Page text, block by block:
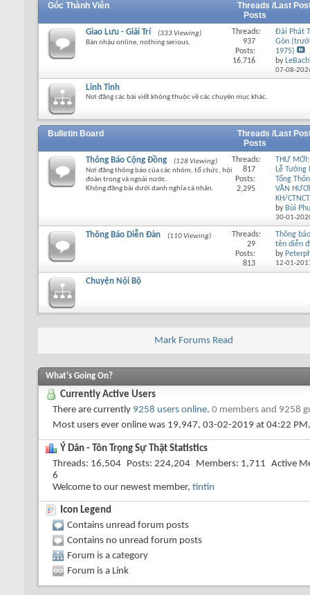
Góc Thành Viên
Threads /
Posts
Last
Giao Lưu - Giải Trí
(333 Viewing)
Bàn nhậu online, nothing serious.
Threads:
937
Posts:
16,716
Đài Phát
Gòn
1975)
by
07-08-
Linh Tinh
Nơi đăng các bài viết không thuộc về các chuyên mục khác.
Bulletin Board
Threads /
Posts
Last
Thông Báo Cộng Đồng
(128 Viewing)
Nơi đăng thông báo của các nhóm, tổ chức, hội
đoàn trong và ngoài nước.
Không đăng bài dưới danh nghĩa cá nhân.
Threads:
817
Posts:
2,295
THƯ
Lễ Tưởng
Tổng
VĂN
KH/
by Bùi
30-01-
Thông Báo Diễn Đàn (110 Viewing)
Threads:
29
Posts:
813
Thông
tên diễn
by
12-01-
Chuyện Nội Bộ
Mark Forums Read
What's Going On?
Currently Active Users
There are currently 9258 users online. 0 members and 9258
Most users ever online was 19,947, 03-02-2019 at 04:22 PM.
Ý Dân - Tôn Trọng Sự Thật Statistics
Threads 16,504 Posts 224,204 Members 1,711 Active
6
Welcome to our newest member, tintin
Icon Legend
Contains unread forum posts
Contains no unread forum posts
Forum is a category
Forum is a Link